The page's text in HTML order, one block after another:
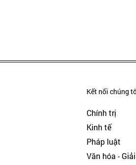
Kết nối chúng
Chính trị
Kinh tế
Pháp luật
Văn hóa -